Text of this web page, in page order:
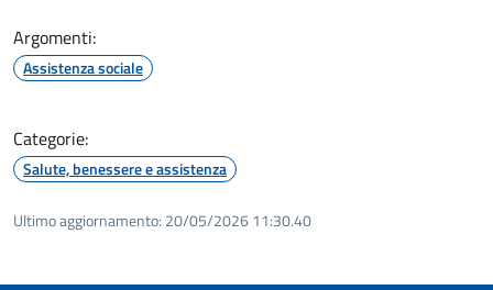
Argomenti:
Assistenza sociale
Categorie:
Salute, benessere e assistenza
Ultimo aggiornamento: 20/05/2026 11:30.40